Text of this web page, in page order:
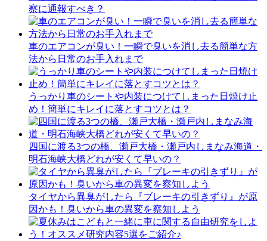
察に通報すべき？
車のエアコンが臭い！一瞬で臭いを消し去る簡単な方
法から日常のお手入れまで
うっかり車のシートや内装につけてしまった日焼け止
め！簡単にキレイに落とすコツとは？
四国に渡る3つの橋、瀬戸大橋・瀬戸内しまなみ海道・
明石海峡大橋どれが安くて早いの？
タイヤから異臭がしたら『ブレーキの引きずり』が原
因かも！臭いから車の異変を察知しよう